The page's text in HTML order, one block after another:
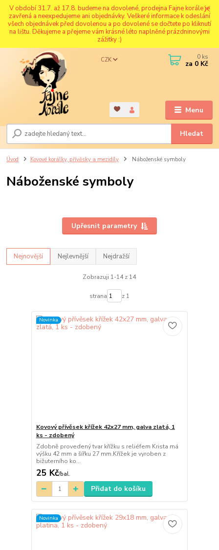
V období 31.7. až 17.8. budeme na dovolené, prodejna Fajne korále je
zavřená a neexpedujeme ani objednávky. Veškeré informace k odeslání
všech objednávek před dovolenou a po dovolené se dočtete po kliknutí
na lištu. Děkujeme a přejeme vám krásné léto naplněné prázdninovými
zážitky :)
Menu
CZK
Hledat
0 ks
za 0 Kč
Úvod Kovové korálky, přívěsky a mezidíly Náboženské symboly
Náboženské symboly
Upřesnit parametry
Nejnovější Nejlevnější Nejdražší
Zobrazuji 1-14 z 14
strana z 1
Novinka
Kovový přívěsek křížek 42x27 mm, galva zlatá, 1
ks - zdobený
Zdobně provedený tvar křížku s reliéfem Krista má
výšku 42 mm a šířku 27 mm.Křížek je vyroben z
bižuterního ko...
25 Kč/bal.
Přidat do košíku
Novinka